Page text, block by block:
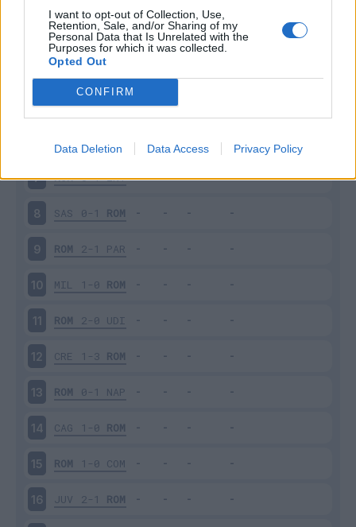
I want to opt-out of Collection, Use,
Retention, Sale, and/or Sharing of my
Personal Data that Is Unrelated with the
Purposes for which it was collected.
Opted Out
CONFIRM
Data Deletion Data Access Privacy Policy
Giornata Voto FV Entrato
ROM 0-1 TOR
LAZ 0-1
5 ROM 2-0 VER
FIO 1-2 ROM
7 ROM 0-1 INT
8 SAS 0-1 ROM
9 ROM 2-1 PAR
10 MIL 1-0 ROM
11 ROM 2-0 UDI
12 CRE 1-3 ROM
13 ROM 0-1 NAP
14 CAG 1-0 ROM
15 ROM 1-0 COM
16 JUV 2-1 ROM